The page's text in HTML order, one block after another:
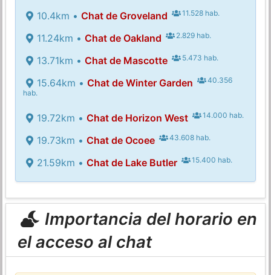
10.4km • Chat de Groveland 11.528 hab.
11.24km • Chat de Oakland 2.829 hab.
13.71km • Chat de Mascotte 5.473 hab.
15.64km • Chat de Winter Garden
40.356
hab.
19.72km • Chat de Horizon West 14.000 hab.
19.73km • Chat de Ocoee 43.608 hab.
21.59km • Chat de Lake Butler 15.400 hab.
Importancia del horario en
el acceso al chat